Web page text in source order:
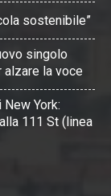
sostenibile”
singolo
alzare la voce
York:
111 St (linea